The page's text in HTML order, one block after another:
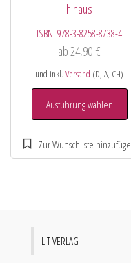
hinaus
ISBN:978-3-8258-8738-4
ab24,90€
und inkl.Versand (D, A, CH)
Ausführung wählen
LIT VERLAG